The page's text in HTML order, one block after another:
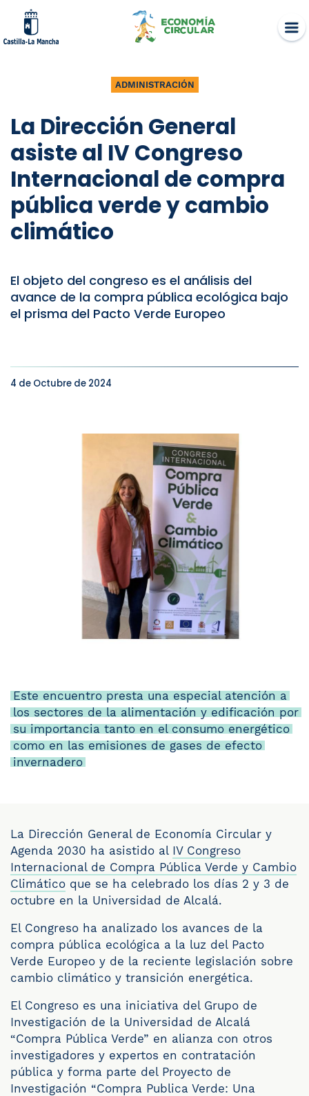
content
ADMINISTRACIÓN
La Dirección General
asiste al IV Congreso
Internacional de compra
pública verde y cambio
climático
El objeto del congreso es el análisis del
avance de la compra pública ecológica bajo
el prisma del Pacto Verde Europeo
4 de Octubre de 2024
Este encuentro presta una especial atención a
los sectores de la alimentación y edificación por
su importancia tanto en el consumo energético
como en las emisiones de gases de efecto
invernadero
La Dirección General de Economía Circular y
Agenda 2030 ha asistido al IV Congreso
Internacional de Compra Pública Verde y Cambio
Climático que se ha celebrado los días 2 y 3 de
octubre en la Universidad de Alcalá.
El Congreso ha analizado los avances de la
compra pública ecológica a la luz del Pacto
Verde Europeo y de la reciente legislación sobre
cambio climático y transición energética.
El Congreso es una iniciativa del Grupo de
Investigación de la Universidad de Alcalá
“Compra Pública Verde” en alianza con otros
investigadores y expertos en contratación
pública y forma parte del Proyecto de
Investigación “Compra Publica Verde: Una